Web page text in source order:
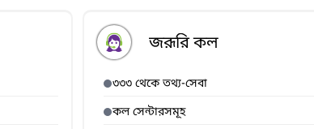
জরূরি কল
৩৩৩ থেকে তথ্য-সেবা
কল সেন্টারসমূহ